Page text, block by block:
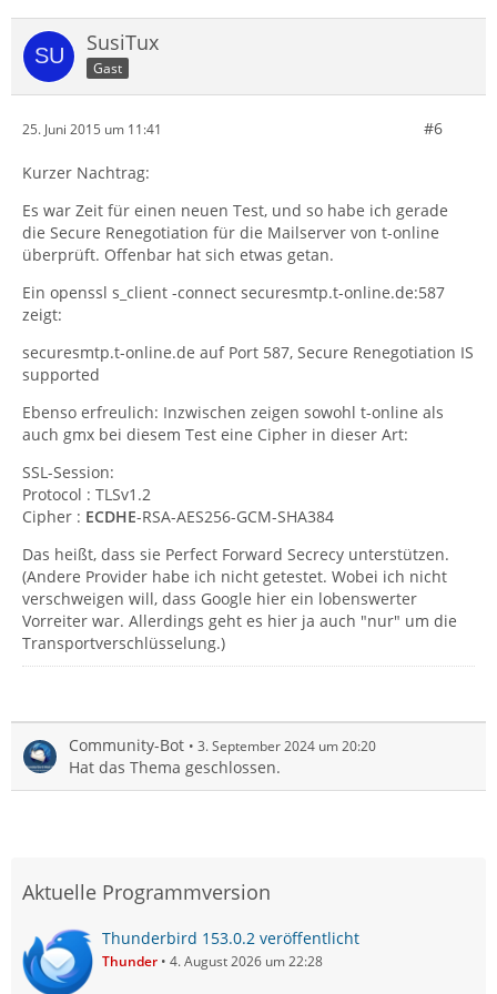
SusiTux
Gast
25. Juni 2015 um 11:41 #6
Kurzer Nachtrag:
Es war Zeit für einen neuen Test, und so habe ich gerade
die Secure Renegotiation für die Mailserver von t-online
überprüft. Offenbar hat sich etwas getan.
Ein openssl s_client -connect securesmtp.t-online.de:587
zeigt:
securesmtp.t-online.de auf Port 587, Secure Renegotiation IS
supported
Ebenso erfreulich: Inzwischen zeigen sowohl t-online als
auch gmx bei diesem Test eine Cipher in dieser Art:
SSL-Session:
Protocol : TLSv1.2
Cipher : ECDHE-RSA-AES256-GCM-SHA384
Das heißt, dass sie Perfect Forward Secrecy unterstützen.
(Andere Provider habe ich nicht getestet. Wobei ich nicht
verschweigen will, dass Google hier ein lobenswerter
Vorreiter war. Allerdings geht es hier ja auch "nur" um die
Transportverschlüsselung.)
Community-Bot 3. September 2024 um 20:20
Hat das Thema geschlossen.
Aktuelle Programmversion
Thunderbird 153.0.2 veröffentlicht
Thunder 4. August 2026 um 22:28